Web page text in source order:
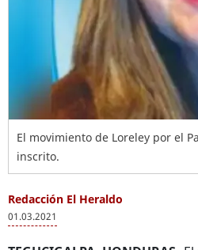
El movimiento de Loreley por el
inscrito.
Redacción El Heraldo
01.03.2021